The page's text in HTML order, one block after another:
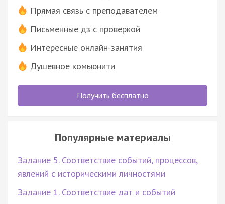
Прямая связь с преподавателем
Письменные дз с проверкой
Интересные онлайн-занятия
Душевное комьюнити
Получить бесплатно
Популярные материалы
Задание 5. Соответствие событий, процессов,
явлений с историческими личностями
Задание 1. Соответствие дат и событий